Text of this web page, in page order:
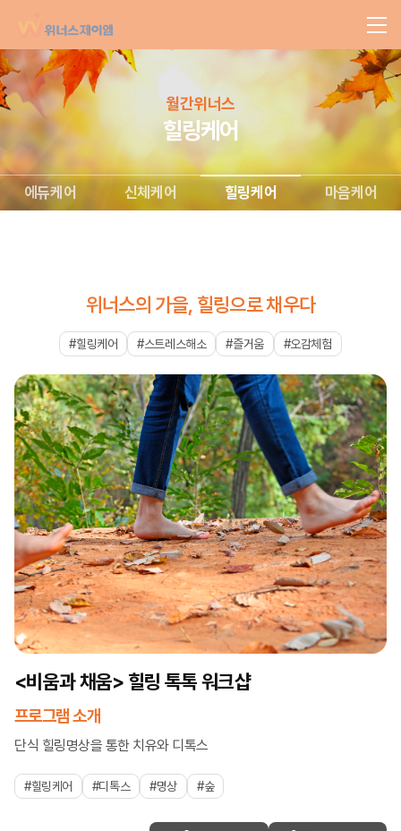
월간위너스
힐링케어
에듀케어 신체케어 힐링케어 마음케어
위너스의 가을, 힐링으로 채우다
#힐링케어 #스트레스해소 #즐거움 #오감체험
<비움과 채움> 힐링 톡톡 워크샵
프로그램 소개
단식 힐링명상을 통한 치유와 디톡스
#힐링케어 #디톡스 #명상 #숲